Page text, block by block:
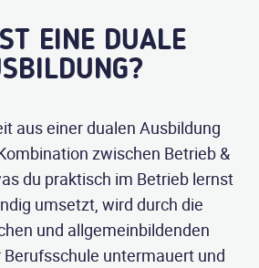
EINE DUALE
aus einer dualen Ausbildung
zwischen Betrieb &
du praktisch im Betrieb lernst
umsetzt, wird durch die
und allgemeinbildenden
Berufsschule untermauert und